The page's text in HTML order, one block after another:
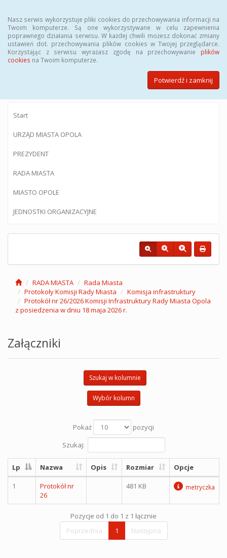
Nasz serwis wykorzystuje pliki cookies do przechowywania informacji na
Twoim komputerze. Są one wykorzystywane w celu zapewnienia
poprawnego działania serwisu. W każdej chwili możesz dokonać zmiany
ustawień dot. przechowywania plików cookies w Twojej przeglądarce.
Korzystając z serwisu wyrażasz zgodę na przechowywanie plików
cookies na Twoim komputerze.
Potwierdź i zamknij
BIULETYN INFORMACJI PUBLICZNEJ
Urzędu Miasta Opola
Start
URZĄD MIASTA OPOLA
PREZYDENT
RADA MIASTA
MIASTO OPOLE
JEDNOSTKI ORGANIZACYJNE
RADA MIASTA
Rada Miasta
Protokoły Komisji Rady Miasta
Komisja infrastruktury
Protokół nr 26/2026 Komisji Infrastruktury Rady Miasta Opola
z posiedzenia w dniu 18 maja 2026 r.
Załączniki
Szukaj w kolumnie
Wybór kolumn
Pokaż
pozycji
Szukaj:
Lp Nazwa Opis Rozmiar Opcje
1
Protokół nr
26
481 KB metryczka
Pozycje od 1 do 1 z 1 łącznie
Poprzednia
1 Następna